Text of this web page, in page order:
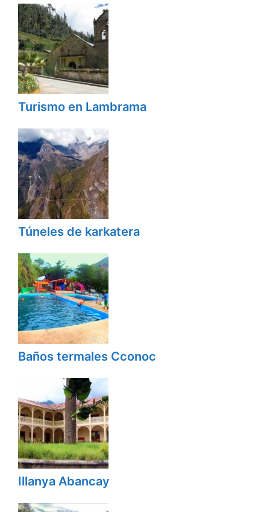
Turismo en Lambrama
Túneles de karkatera
Baños termales Cconoc
Illanya Abancay